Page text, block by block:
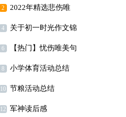
2 2022年精选悲伤唯
美句子集锦98条
4 关于初一时光作文锦
集8篇
6 【热门】忧伤唯美句
子锦集78句
8 小学体育活动总结
10 节粮活动总结
12 军神读后感